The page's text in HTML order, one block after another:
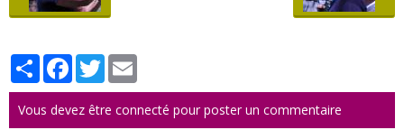
PartagerFacebook
Twitter
Vous devez être connecté pour poster un commentaire